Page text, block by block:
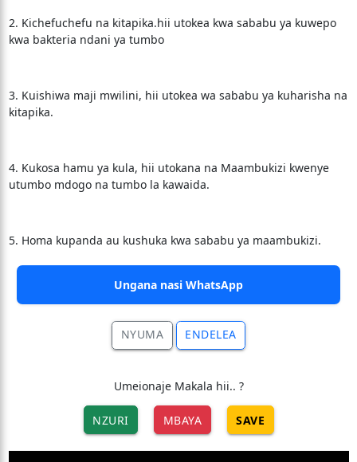
2. Kichefuchefu na kitapika.hii utokea kwa sababu ya kuwepo
kwa bakteria ndani ya tumbo
3. Kuishiwa maji mwilini, hii utokea wa sababu ya kuharisha na
kitapika.
4. Kukosa hamu ya kula, hii utokana na Maambukizi kwenye
utumbo mdogo na tumbo la kawaida.
5. Homa kupanda au kushuka kwa sababu ya maambukizi.
Ungana nasi WhatsApp
NYUMA ENDELEA
Umeionaje Makala hii.. ?
NZURI MBAYA SAVE